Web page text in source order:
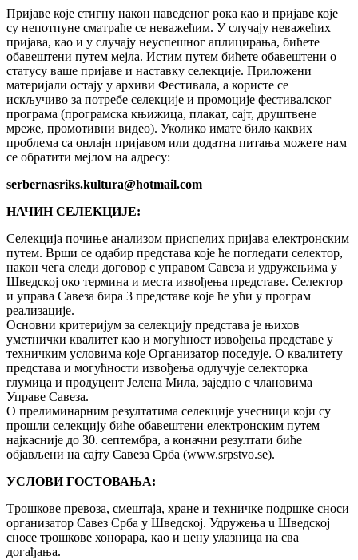
Пријаве које стигну након наведеног рока као и пријаве које
су непотпуне сматраће се неважећим. У случају неважећих
пријава, као и у случају неуспешног аплицирања, бићете
обавештени путем мејла. Истим путем бићете обавештени о
статусу ваше пријаве и наставку селекције. Приложени
материјали остају у архиви Фестивала, а користе се
искључиво за потребе селекције и промоције фестивалског
програма (програмска књижица, плакат, сајт, друштвене
мреже, промотивни видео). Уколико имате било каквих
проблема са онлајн пријавом или додатна питања можете нам
се обратити мејлом на адресу:
serbernasriks.kultura@hotmail.com
НАЧИН СЕЛЕKЦИЈЕ:
Селекција почиње анализом приспелих пријава електронским
путем. Врши се одабир представа које ће погледати селектор,
након чега следи договор с управом Савеза и удружењима у
Шведској око термина и места извођења представе. Селектор
и управа Савеза бира 3 представе које ће ући у програм
реализације.
Основни критеријум за селекцију представа је њихов
уметнички квалитет као и могућност извођења представе у
техничким условима које Организатор поседује. О квалитету
представа и могућности извођења одлучује селекторка
глумица и продуцент Јелена Мила, заједно с члановима
Управе Савеза.
О прелиминарним резултатима селекције учесници који су
прошли селекцију биће обавештени електронским путем
најкасније до 30. септембра, а коначни резултати биће
објављени на сајту Савеза Срба (www.srpstvo.se).
УСЛОВИ ГОСТОВАЊА:
Tрошкове превоза, смештаја, хране и техничке подршке сноси
организатор Савез Срба у Шведској. Удружења u Шведској
сносе трошкове хонорара, као и цену улазница на сва
догађања.